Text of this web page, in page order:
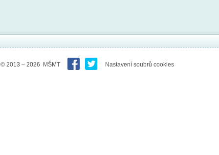
© 2013 – 2026 MŠMT Nastavení soubrů cookies